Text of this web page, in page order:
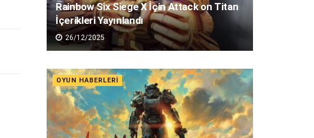
Rainbow Six Siege X İçin Attack on Titan
İçerikleri Yayınlandı
26/12/2025
OYUN HABERLERI